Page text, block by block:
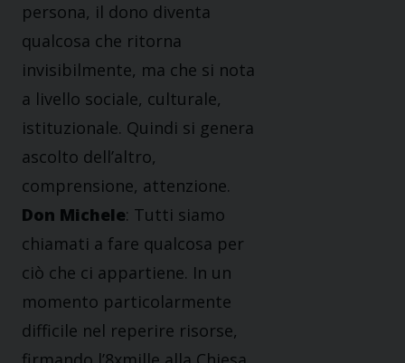
persona, il dono diventa
qualcosa che ritorna
invisibilmente, ma che si nota
a livello sociale, culturale,
istituzionale. Quindi si genera
ascolto dell’altro,
comprensione, attenzione.
Don Michele: Tutti siamo
chiamati a fare qualcosa per
ciò che ci appartiene. In un
momento particolarmente
difficile nel reperire risorse,